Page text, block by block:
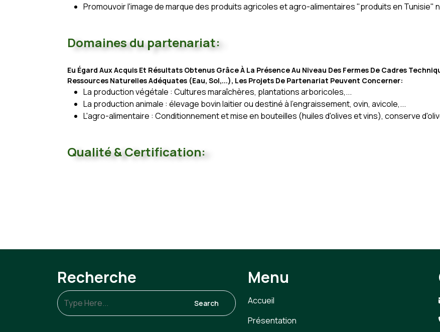
Promouvoir l'image de marque des produits agricoles et agro-alimentaires "produits en Tunisie"
Domaines du partenariat:
Eu Égard Aux Acquis Et Résultats Obtenus Grâce À La Présence Au Niveau Des Fermes De Cadres
Ressources Naturelles Adéquates (eau, Sol,...), Les Projets De Partenariat Peuvent Concerner:
La production végétale : Cultures maraîchères, plantations arboricoles,...
La production animale : élevage bovin laitier ou destiné à l'engraissement, ovin, avicole,...
L'agro-alimentaire : Conditionnement et mise en bouteilles (huiles d'olives et vins), conserve
Qualité & Certification:
Recherche Menu
Accueil
Présentation